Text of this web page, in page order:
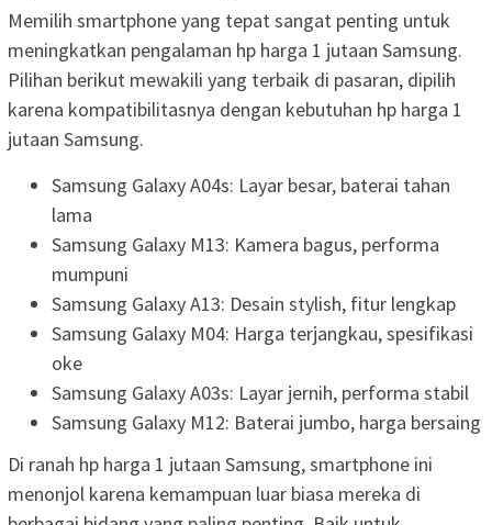
Memilih smartphone yang tepat sangat penting untuk
meningkatkan pengalaman hp harga 1 jutaan Samsung.
Pilihan berikut mewakili yang terbaik di pasaran, dipilih
karena kompatibilitasnya dengan kebutuhan hp harga 1
jutaan Samsung.
Samsung Galaxy A04s: Layar besar, baterai tahan
lama
Samsung Galaxy M13: Kamera bagus, performa
mumpuni
Samsung Galaxy A13: Desain stylish, fitur lengkap
Samsung Galaxy M04: Harga terjangkau, spesifikasi
oke
Samsung Galaxy A03s: Layar jernih, performa stabil
Samsung Galaxy M12: Baterai jumbo, harga bersaing
Di ranah hp harga 1 jutaan Samsung, smartphone ini
menonjol karena kemampuan luar biasa mereka di